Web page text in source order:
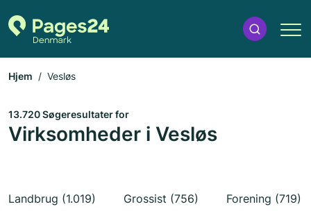
Hjem Vesløs
13.720 Søgeresultater for
Virksomheder i Vesløs
Landbrug (1.019) Grossist (756) Forening (719)